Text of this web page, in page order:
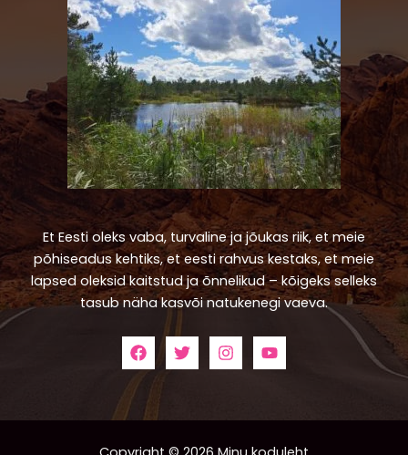
Et Eesti oleks vaba, turvaline ja jõukas riik, et meie
põhiseadus kehtiks, et eesti rahvus kestaks, et meie
lapsed oleksid kaitstud ja õnnelikud – kõigeks selleks
tasub näha kasvõi natukenegi vaeva.